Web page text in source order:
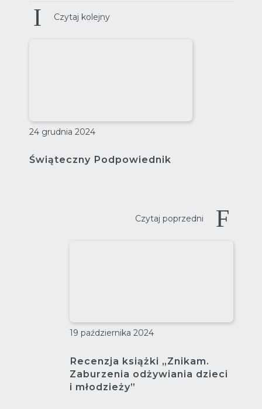
Czytaj poprzedni
19 października 2024
Recenzja książki „Znikam.
Zaburzenia odżywiania dzieci
i młodzieży”
Czytaj kolejny
24 grudnia 2024
Świąteczny Podpowiednik